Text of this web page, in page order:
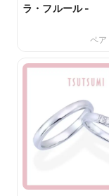
ラ・フルール -
ペア